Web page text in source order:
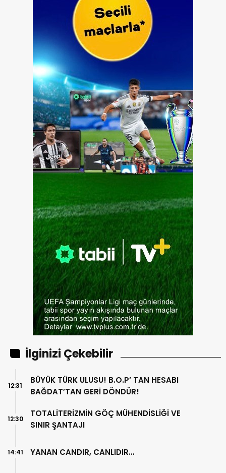
İlginizi Çekebilir
BÜYÜK TÜRK ULUSU! B.O.P’ TAN HESABI
BAĞDAT’TAN GERİ DÖNDÜR!
12:31
TOTALİTERİZMİN GÖÇ MÜHENDİSLİĞİ VE
SINIR ŞANTAJI
12:30
YANAN CANDIR, CANLIDIR…
14:41